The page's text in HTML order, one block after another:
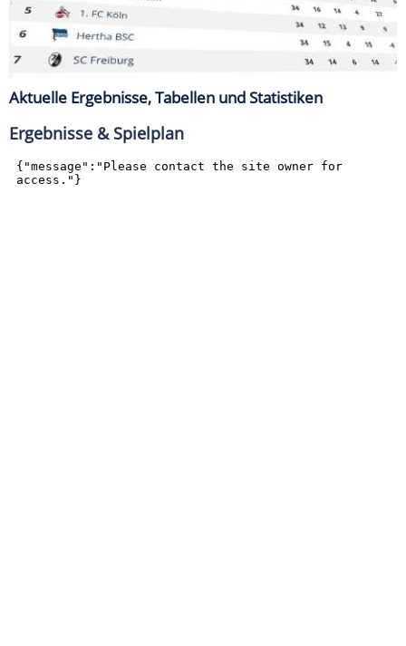
Aktuelle Ergebnisse, Tabellen und Statistiken
Ergebnisse & Spielplan